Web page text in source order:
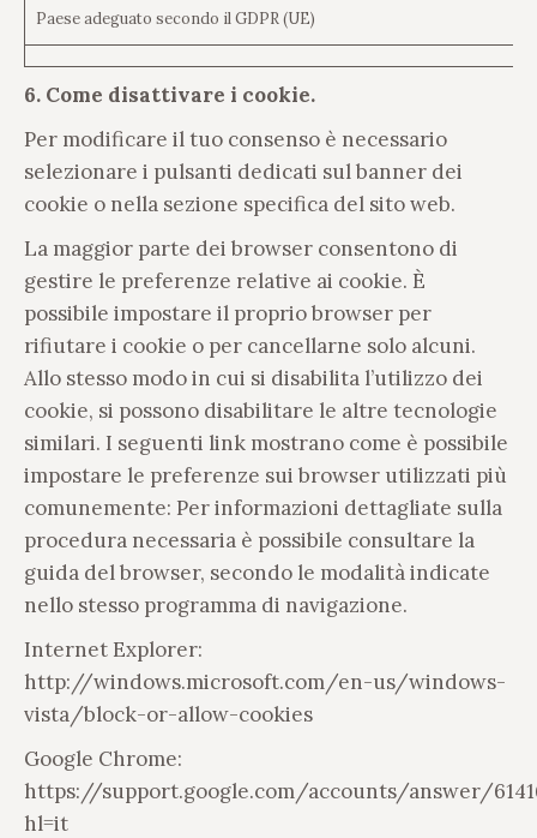
Paese adeguato secondo il GDPR (UE)
6. Come disattivare i cookie.
Per modificare il tuo consenso è necessario
selezionare i pulsanti dedicati sul banner dei
cookie o nella sezione specifica del sito web.
La maggior parte dei browser consentono di
gestire le preferenze relative ai cookie. È
possibile impostare il proprio browser per
rifiutare i cookie o per cancellarne solo alcuni.
Allo stesso modo in cui si disabilita l’utilizzo dei
cookie, si possono disabilitare le altre tecnologie
similari. I seguenti link mostrano come è possibile
impostare le preferenze sui browser utilizzati più
comunemente: Per informazioni dettagliate sulla
procedura necessaria è possibile consultare la
guida del browser, secondo le modalità indicate
nello stesso programma di navigazione.
Internet Explorer:
http://windows.microsoft.com/en-us/windows-
vista/block-or-allow-cookies
Google Chrome:
https://support.google.com/accounts/answer/
hl=it